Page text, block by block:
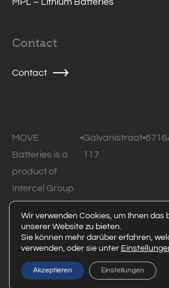
Contact
Contact
MOVE
Batteries is a
product of
Intercel Group
B.V.
•Galvanistraat
117
•
© 2026 MOVE Batteries • All rights
statement
Powered by Code Blauw
Wir verwenden Cookies, um Ihnen das
unserer Website zu bieten.
Sie können mehr darüber erfahren,
verwenden, oder sie unter
Akzeptieren Einstellungen